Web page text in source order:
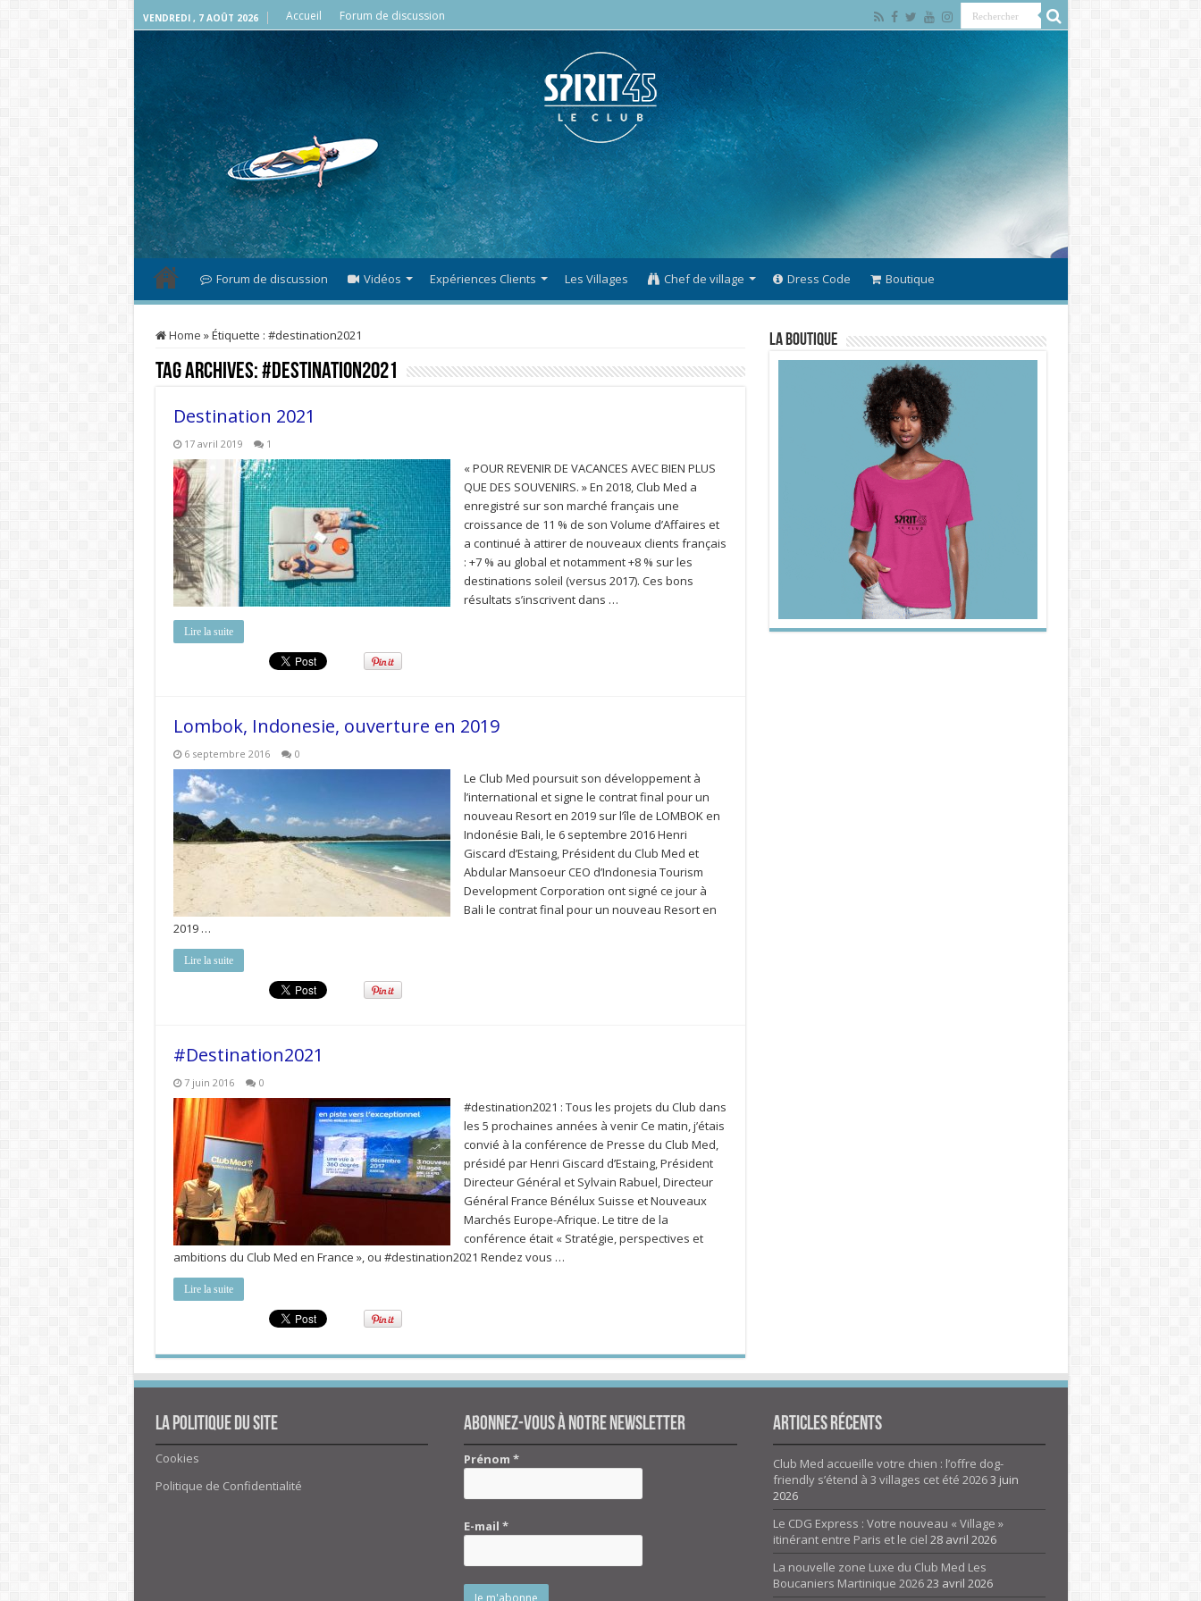
VENDREDI , 7 AOÛT 2026 Accueil Forum de discussion
Forum de discussion Vidéos Expériences Clients Les Villages Chef de village Dress Code Boutique
Home »Étiquette : #destination2021
Tag Archives:#destination2021
Destination 2021
17 avril 2019 1
« POUR REVENIR DE VACANCES AVEC BIEN PLUS
QUE DES SOUVENIRS. » En 2018, Club Med a
enregistré sur son marché français une
croissance de 11 % de son Volume d’Affaires et
a continué à attirer de nouveaux clients français
: +7 % au global et notamment +8 % sur les
destinations soleil (versus 2017). Ces bons
résultats s’inscrivent dans …
Lire la suite
Lombok, Indonesie, ouverture en 2019
6 septembre 2016 0
Le Club Med poursuit son développement à
l’international et signe le contrat final pour un
nouveau Resort en 2019 sur l’île de LOMBOK en
Indonésie Bali, le 6 septembre 2016 Henri
Giscard d’Estaing, Président du Club Med et
Abdular Mansoeur CEO d’Indonesia Tourism
Development Corporation ont signé ce jour à
Bali le contrat final pour un nouveau Resort en
2019 …
Lire la suite
#Destination2021
7 juin 2016 0
#destination2021 : Tous les projets du Club dans
les 5 prochaines années à venir Ce matin, j’étais
convié à la conférence de Presse du Club Med,
présidé par Henri Giscard d’Estaing, Président
Directeur Général et Sylvain Rabuel, Directeur
Général France Bénélux Suisse et Nouveaux
Marchés Europe-Afrique. Le titre de la
conférence était « Stratégie, perspectives et
ambitions du Club Med en France », ou #destination2021 Rendez vous …
Lire la suite
La Boutique
La politique du site
Cookies
Politique de Confidentialité
Abonnez-vous à notre newsletter
Prénom*
E-mail*
Articles Récents
Club Med accueille votre chien : l’offre dog-
friendly s’étend à 3 villages cet été 20263 juin
2026
Le CDG Express : Votre nouveau « Village »
itinérant entre Paris et le ciel 28 avril 2026
La nouvelle zone Luxe du Club Med Les
Boucaniers Martinique 202623 avril 2026